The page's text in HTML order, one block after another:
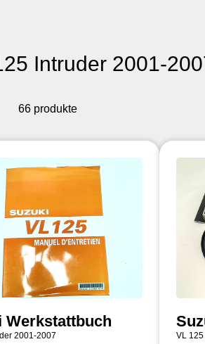
Intruder 2001-
66 produkte
Werkstattbuch
2001-2007 VL